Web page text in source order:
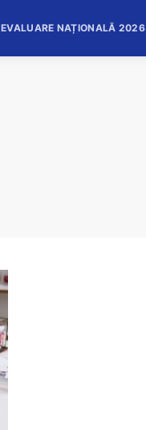
EVALUARE NAȚIONALĂ 2026